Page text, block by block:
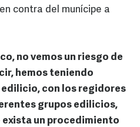
contra del munícipe a
no vemos un riesgo de
hemos teniendo
con los regidores
grupos edilicios,
exista un procedimiento